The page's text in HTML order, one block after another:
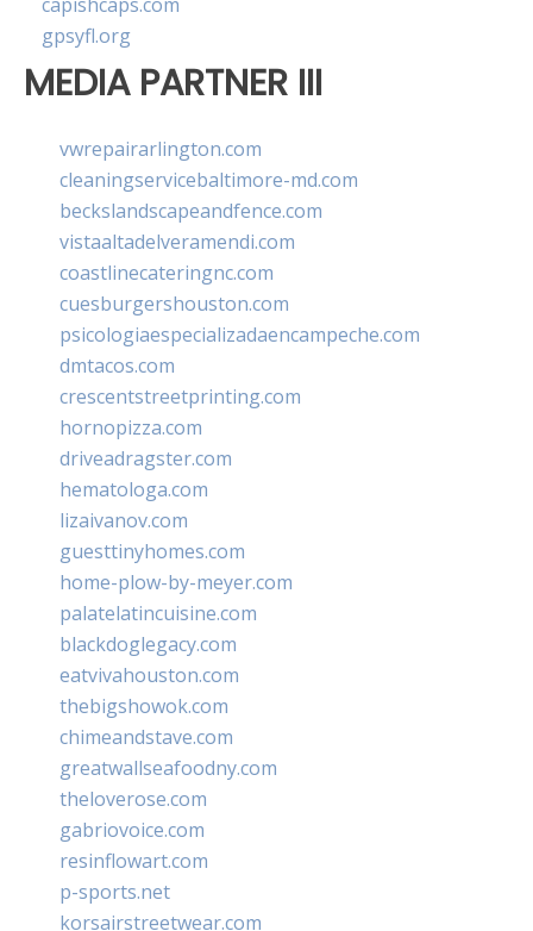
gpsyfl.org
MEDIA PARTNER III
vwrepairarlington.com
cleaningservicebaltimore-md.com
beckslandscapeandfence.com
vistaaltadelveramendi.com
coastlinecateringnc.com
cuesburgershouston.com
psicologiaespecializadaencampeche.com
dmtacos.com
crescentstreetprinting.com
hornopizza.com
driveadragster.com
hematologa.com
lizaivanov.com
guesttinyhomes.com
home-plow-by-meyer.com
palatelatincuisine.com
blackdoglegacy.com
eatvivahouston.com
thebigshowok.com
chimeandstave.com
greatwallseafoodny.com
theloverose.com
gabriovoice.com
resinflowart.com
p-sports.net
korsairstreetwear.com